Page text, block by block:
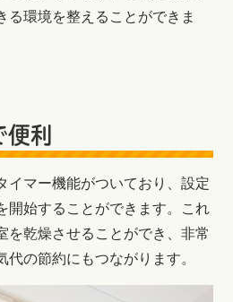
る環境を整えることができま
利
イマー機能がついており、設定
開始することができます。これ
を乾燥させることができ、非常
代の節約にもつながります。